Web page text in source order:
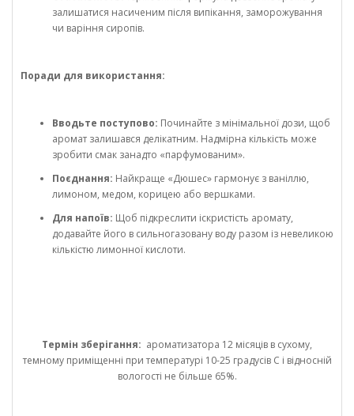
залишатися насиченим після випікання, заморожування
чи варіння сиропів.
Поради для використання:
Вводьте поступово: Починайте з мінімальної дози, щоб
аромат залишався делікатним. Надмірна кількість може
зробити смак занадто «парфумованим».
Поєднання: Найкраще «Дюшес» гармонує з ваніллю,
лимоном, медом, корицею або вершками.
Для напоїв: Щоб підкреслити іскристість аромату,
додавайте його в сильногазовану воду разом із невеликою
кількістю лимонної кислоти.
Термін зберігання: ароматизатора 12 місяців в сухому,
темному приміщенні при температурі 10-25 градусів С і відносній
вологості не більше 65%.